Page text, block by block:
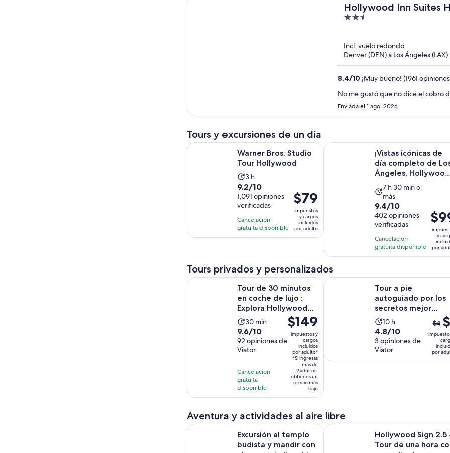
Hollywood Inn Suites
2.5
5
Incl. vuelo redondo
Denver (DEN) a Los Ángeles (LAX)
8.4/10 ¡Muy bueno! (1961
No me gustó que no dice el cobro
Enviada el 1 ago. 2026
Tours y excursiones de un día
Warner Bros. Studio
Tour Hollywood
La
actividad
dura
3
horas
3 h
9.2
de
10
con
1091
opiniones
9.2/10
1,091 opiniones
verificadas
Cancelación
gratuita disponible
El
precio
es
de
$79.
$79
impuestos
y cargos
incluidos
por adulto
Warner Bros. Studio Tour HollywoodSe abrirá en una nueva pestaña
¡Vistas icónicas de
día completo de
Ángeles,
Beverly Hills, ...
La
actividad
dura
7
horas
y
30
7 h 30 min o
más
9.4
de
10
con
402
opiniones
9.4/10
402 opiniones
verificadas
Cancelación
gratuita disponible
El
es
de
$99.
y
por
¡Vistas icónicas de día completo
Tours privados y personalizados
Tour de 30 minutos
en coche de lujo :
Explora Hollywood
en un Ferrari
La
actividad
dura
30
30 min
9.6
de
10
92
opiniones
9.6/10
92 opiniones de
Viator
Cancelación
gratuita
disponible
El
precio
es
de
$149.
por
adulto*
$149
impuestos y
cargos
incluidos
por adulto*
*Si ingresas
más de
2 adultos,
obtienes un
precio más
bajo
Tour de 30 minutos en coche de lujo : Explora Hollywood en un Ferrari
Tour a pie
autoguiado por los
secretos mejor
guardados de Los
Ángeles
La
actividad
dura
10
horas
10 h
4.8
de
10
con
4.8/10
3 opiniones de
Viator
El
era
$4
por
$4
por
Tour a pie autoguiado por los
Aventura y actividades al aire libre
Excursión al templo
budista y mandir con
Excursión al templo budista y mandir con almuerzo indio y té Chino Se
Hollywood Sign 2.5
Tour de una hora
Hollywood Sign 2.5 - Tour de una